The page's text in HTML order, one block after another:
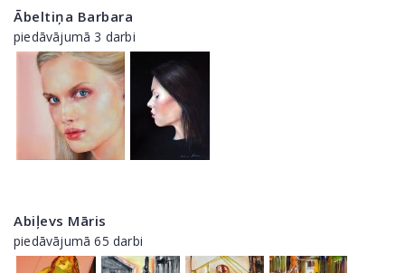
Ābeltiņa Barbara
piedāvājumā 3 darbi
Abiļevs Māris
piedāvājumā 65 darbi